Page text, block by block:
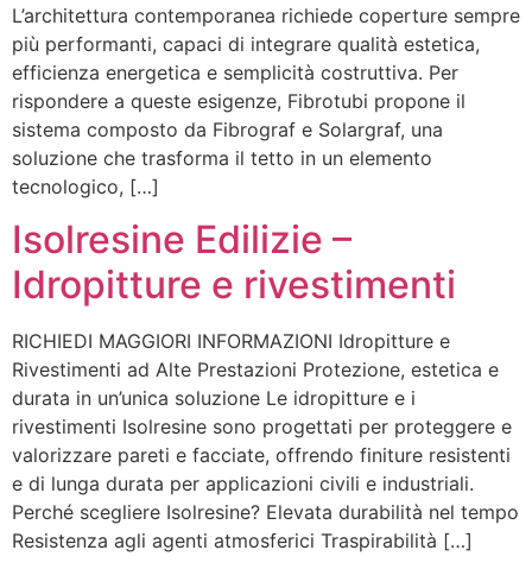
L’architettura contemporanea richiede coperture sempre
più performanti, capaci di integrare qualità estetica,
efficienza energetica e semplicità costruttiva. Per
rispondere a queste esigenze, Fibrotubi propone il
sistema composto da Fibrograf e Solargraf, una
soluzione che trasforma il tetto in un elemento
tecnologico, […]
Isolresine Edilizie –
Idropitture e rivestimenti
RICHIEDI MAGGIORI INFORMAZIONI Idropitture e
Rivestimenti ad Alte Prestazioni Protezione, estetica e
durata in un’unica soluzione Le idropitture e i
rivestimenti Isolresine sono progettati per proteggere e
valorizzare pareti e facciate, offrendo finiture resistenti
e di lunga durata per applicazioni civili e industriali.
Perché scegliere Isolresine? Elevata durabilità nel tempo
Resistenza agli agenti atmosferici Traspirabilità […]